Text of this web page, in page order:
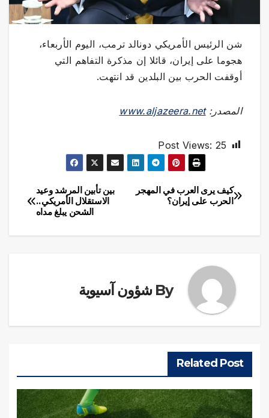
شن الرئيس الأمريكي دونالد ترمب، اليوم الأربعاء،
هجوما على إيران، قائلا إن مذكرة التفاهم التي
أوقفت الحرب بين البلدين قد انتهت.
المصدر:www.aljazeera.net
Post Views: 25
تصفّح
بين تأبين المرشد وعيد
الاستقلال الأمريكي..
الشحن يبلغ مداه
كيف يرى العرب في المهجر
الحرب على إيران؟
By شؤون آسيوية
Related Post